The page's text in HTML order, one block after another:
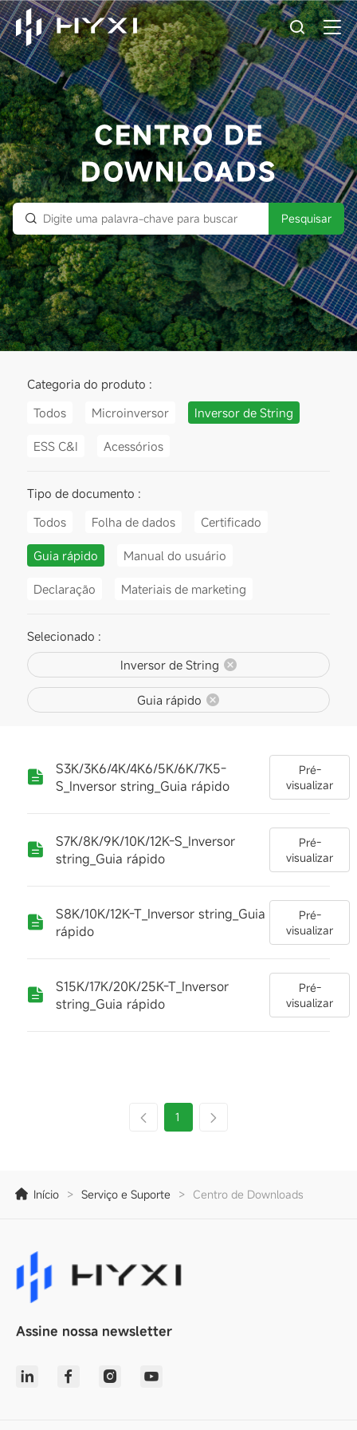
CENTRO DE
DOWNLOADS
Pesquisar
Categoria do produto :
Todos
Microinversor Inversor de String
ESS C&I Acessórios
Tipo de documento :
Todos
Folha de dados Certificado
Guia rápido Manual do usuário
Declaração Materiais de marketing
Selecionado :
Inversor de String
Guia rápido
S3K/3K6/4K/4K6/5K/6K/7K5-
S_Inversor string_Guia rápido
Pré-
visualizar
S7K/8K/9K/10K/12K-S_Inversor
string_Guia rápido
Pré-
visualizar
S8K/10K/12K-T_Inversor string_Guia
rápido
Pré-
visualizar
S15K/17K/20K/25K-T_Inversor
string_Guia rápido
Pré-
visualizar
1
Início > Serviço e Suporte > Centro de Downloads
Assine nossa newsletter